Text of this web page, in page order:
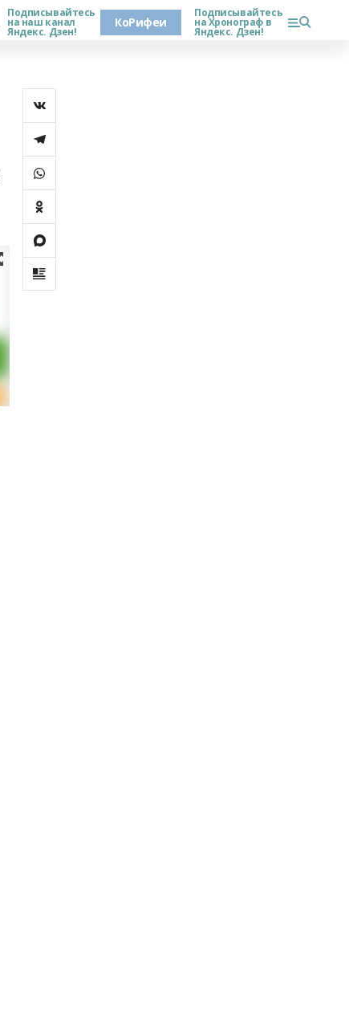
Подписывайтесь
на наш канал
Яндекс. Дзен!
КоРифеи
Подписывайтесь
на Хронограф в
Яндекс. Дзен!